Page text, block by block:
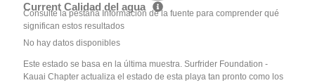
Current Calidad del agua
Consulte la pestaña Información de la fuente para comprender qué
significan estos resultados
No hay datos disponibles
Este estado se basa en la última muestra. Surfrider Foundation -
Kauai Chapter actualiza el estado de esta playa tan pronto como los